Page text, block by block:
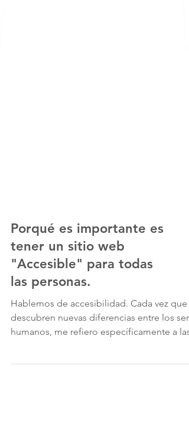
Porqué es importante es
tener un sitio web
"Accesible" para todas
las personas.
descubren nuevas diferencias entre los